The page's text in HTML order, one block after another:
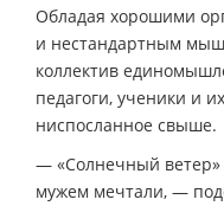
Обладая хорошими
и нестандартным
коллектив
педагоги, ученики и
ниспосланное свыше.
— «Солнечный ветер»
мужем мечтали, —